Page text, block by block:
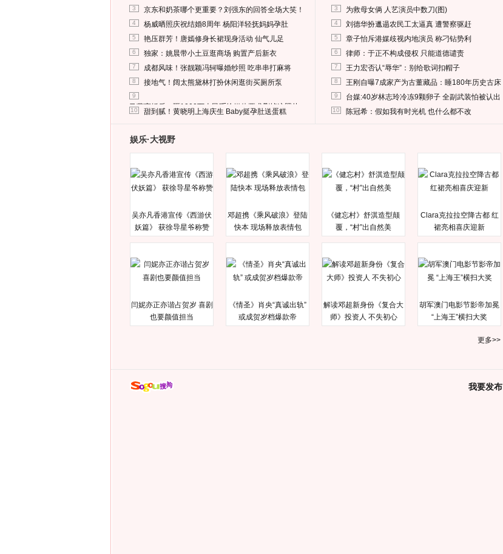
3 京东和奶茶哪个更重要？刘强东的回答全场大笑！
4 杨威晒照庆祝结婚8周年 杨阳洋轻抚妈妈孕肚
5 艳压群芳！唐嫣修身长裙现身活动 仙气儿足
6 独家：姚晨带小土豆逛商场 购置产后新衣
7 成都风味！张靓颖冯轲曝婚纱照 吃串串打麻将
8 接地气！阔太熊黛林打扮休闲逛街买厕所泵
9
马蓉离婚后，砸1000万人民币给媒体要求删掉这照片
10 甜到腻！黄晓明上海庆生 Baby挺孕肚送蛋糕
3 为救母女俩 人艺演员中数刀(图)
4 刘德华扮邋遢农民工太逼真 遭警察驱赶
5 章子怡斥港媒歧视内地演员 称刁钻势利
6 律师：于正不构成侵权 只能道德谴责
7 王力宏否认“辱华”：别给歌词扣帽子
8 王刚自曝7成家产为古董藏品：睡180年历史古床
9 台媒:40岁林志玲冷冻9颗卵子 全副武装怕被认出
10 陈冠希：假如我有时光机 也什么都不改
娱乐·大视野
吴亦凡香港宣传《西游伏
妖篇》 获徐导星爷称赞
邓超携《乘风破浪》登陆
快本 现场释放表情包
《健忘村》舒淇造型颠
覆，“村”出自然美
Clara克拉拉空降古都 红
裙亮相喜庆迎新
闫妮亦正亦谐占贺岁 喜剧
也要颜值担当
《情圣》肖央“真诚出轨”
或成贺岁档爆款帝
解读邓超新身份《复合大
师》投资人 不失初心
胡军澳门电影节影帝加冕
“上海王”横扫大奖
更多>>
我要发布